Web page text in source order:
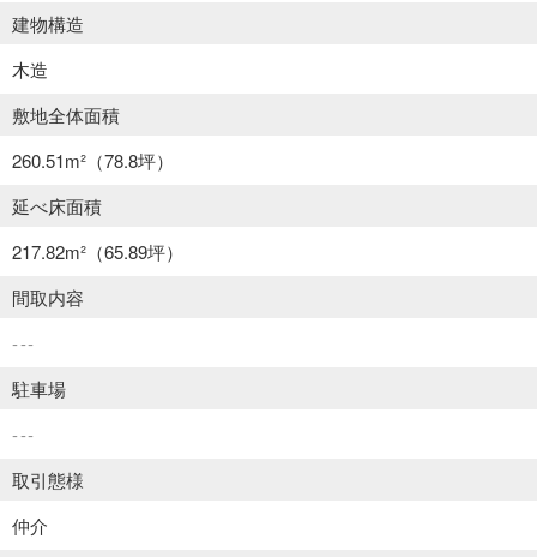
建物構造
木造
敷地全体面積
260.51m² （78.8坪）
延べ床面積
217.82m² （65.89坪）
間取内容
---
駐車場
---
取引態様
仲介